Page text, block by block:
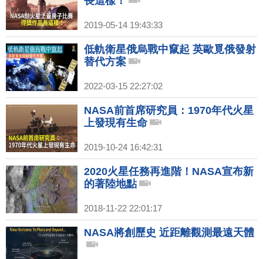
2019-05-14 19:43:33
低軌衛星俄烏戰中竄起 英歐覓俄發射
替代方案
2022-03-15 22:27:02
NASA前首席研究員：1970年代火星
上發現有生命
2019-10-24 16:42:31
2020火星任務再進階！NASA宣布新
的著陸地點
2018-11-22 22:01:17
NASA將創歷史 近距離觀測最遠天體